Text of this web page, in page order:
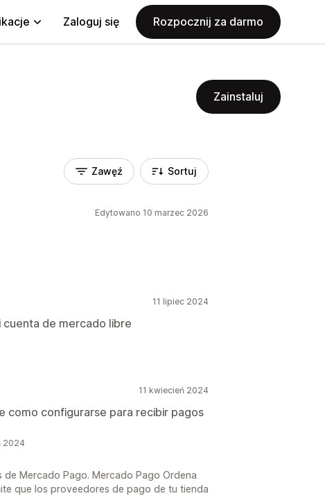
Zaloguj się Rozpocznij za darmo
Zainstaluj
Zawęź Sortuj
Edytowano 10 marzec 2026
11 lipiec 2024
de mercado libre
11 kwiecień 2024
como configurarse para recibir pagos
2024
Mercado Pago. Mercado Pago Ordena
que los proveedores de pago de tu tienda